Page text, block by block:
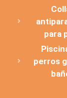
para
perros